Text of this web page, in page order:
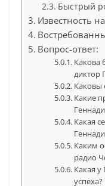
Быстрый
Известность
Вопрос-ответ:
Какова
диктор
Каковы
Какие
Какая
Каким
радио
Какая у
успеха?